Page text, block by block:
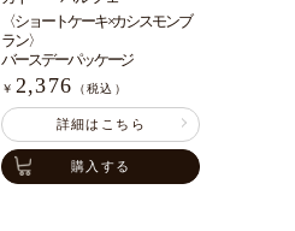
〈ショートケーキ×カシスモンブ
ラン〉
バースデーパッケージ
￥ 2,376 （税込）
詳細はこちら
購入する